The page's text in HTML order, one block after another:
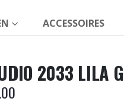
ACCESSOIRES
2033 LILA